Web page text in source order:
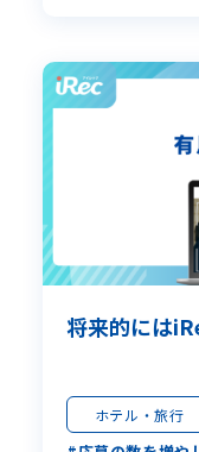
将来的には
ホテル・旅行